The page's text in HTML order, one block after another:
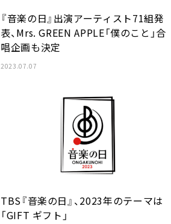
『音楽の日』出演アーティスト71組発
表、Mrs. GREEN APPLE「僕のこと」合
唱企画も決定
2023.07.07
TBS『音楽の日』、2023年のテーマは
「GIFT ギフト」